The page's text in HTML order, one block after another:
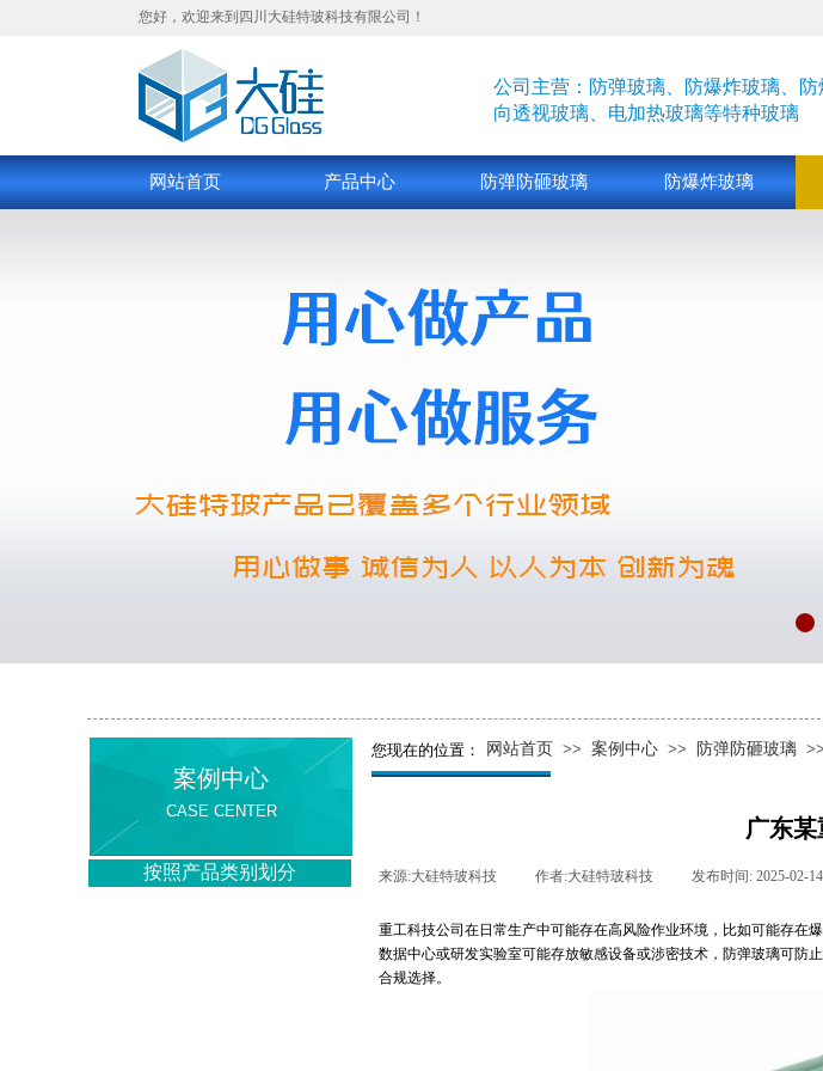
您好，欢迎来到四川大硅特玻科技有限公司！
公司主营：防弹玻璃、防爆炸玻璃、防
向透视玻璃、 电加热玻璃等特种玻璃
网站首页 产品中心 防弹防砸玻璃 防爆炸玻璃
案例中心
CASE CENTER
网站首页 >> 案例中心 >> 防弹防砸玻璃 >>
您现在的位置：
广东
来源:大硅特玻科技 作者:大硅特玻科技 发布时间: 2025-02-14
重工科技公司在日常生产中可能存在高风险作业环境，比如可能存在
数据中心或研发实验室可能存放敏感设备或涉密技术，防弹玻璃可防
合规选择。
按照产品类别划分